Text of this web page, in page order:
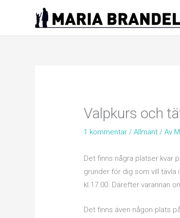
Valpkurs och
1 kommentar /Allmänt / Av
Det finns några platser kvar
grunder för dig som vill tävla
kl.17.00. Därefter varannan
Det finns även någon plats